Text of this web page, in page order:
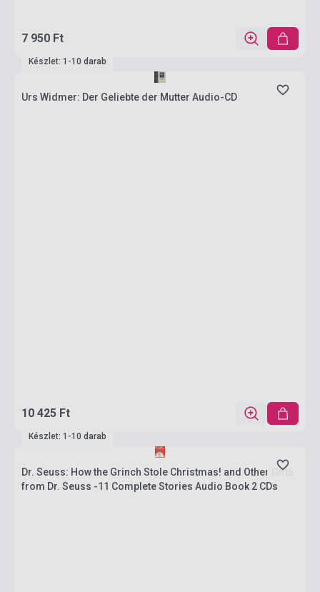
7 950 Ft
Készlet: 1-10 darab
Urs Widmer: Der Geliebte der Mutter Audio-CD
10 425 Ft
Készlet: 1-10 darab
Dr. Seuss: How the Grinch Stole Christmas! and Other Gifts
from Dr. Seuss -11 Complete Stories Audio Book 2 CDs